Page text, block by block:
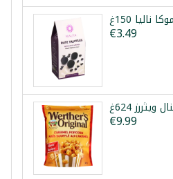
150غ
€3.49
624غ
€9.99